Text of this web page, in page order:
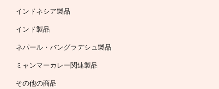
インドネシア製品
インド製品
ネパール・バングラデシュ製品
ミャンマーカレー関連製品
その他の商品